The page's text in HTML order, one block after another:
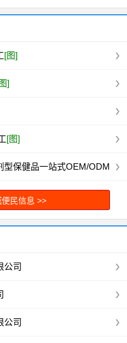
[图]
]
[图]
型保健品一站式OEM/ODM
民信息 >>
公司
公司